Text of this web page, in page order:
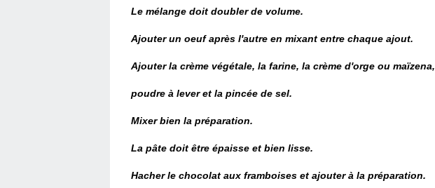
Le mélange doit doubler de volume.
Ajouter un oeuf après l'autre en mixant entre chaque ajout.
Ajouter la crème végétale, la farine, la crème d'orge ou maïzena,
poudre à lever et la pincée de sel.
Mixer bien la préparation.
La pâte doit être épaisse et bien lisse.
Hacher le chocolat aux framboises et ajouter à la préparation.